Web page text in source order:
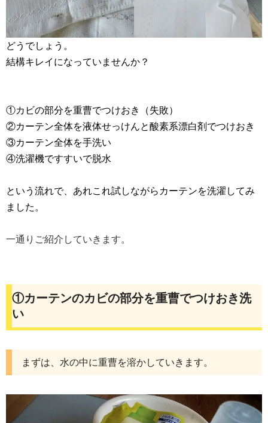
どうでしょう。
結構キレイになっていませんか？
①カビの部分を重曹でつけおき（失敗）
②カーテン全体を液体せっけんと酸素系漂白剤でつけおき
③カーテン全体を手洗い
④洗濯機ですすいで脱水
という流れで、あれこれ試しながらカーテンを洗濯してみ
ました。
一通りご紹介していきます。
①カーテンのカビの部分を重曹でつけおき洗
い
まずは、水の中に重曹を溶かしていきます。